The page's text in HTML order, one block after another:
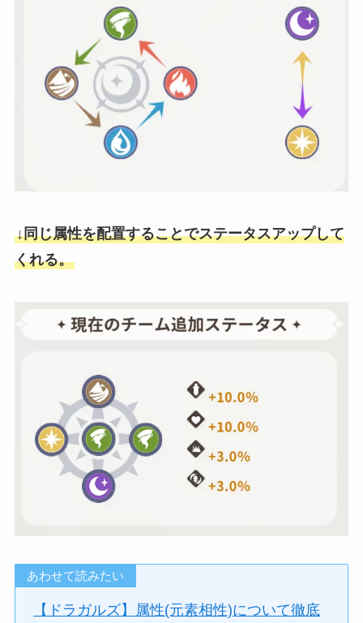
↓同じ属性を配置することでステータスアップして
くれる。
あわせて読みたい
【ドラガルズ】属性(元素相性)について徹底